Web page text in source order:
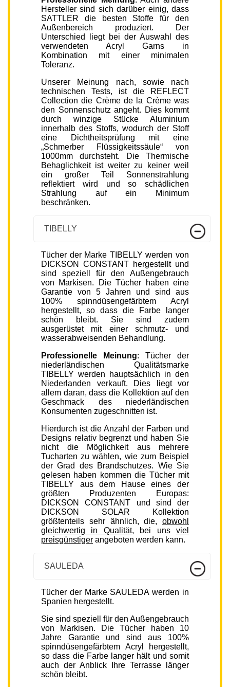
Hersteller sind sich darüber einig, dass
SATTLER die besten Stoffe für den
Außenbereich produziert. Der
Unterschied liegt bei der Auswahl des
verwendeten Acryl Garns in
Kombination mit einer minimalen
Toleranz.
Unserer Meinung nach, sowie nach
technischen Tests, ist die REFLECT
Collection die Crème de la Crème was
den Sonnenschutz angeht. Dies kommt
durch winzige Stücke Aluminium
innerhalb des Stoffs, wodurch der Stoff
eine Dichtheitsprüfung mit eine
„Schmerber Flüssigkeitssäule“ von
1000mm durchsteht. Die Thermische
Behaglichkeit ist weiter zu keiner weil
ein großer Teil Sonnenstrahlung
reflektiert wird und so schädlichen
Strahlung auf ein Minimum
beschränken.
TIBELLY
Tücher der Marke TIBELLY werden von
DICKSON CONSTANT hergestellt und
sind speziell für den Außengebrauch
von Markisen. Die Tücher haben eine
Garantie von 5 Jahren und sind aus
100% spinndüsengefärbtem Acryl
hergestellt, so dass die Farbe langer
schön bleibt. Sie sind zudem
ausgerüstet mit einer schmutz- und
wasserabweisenden Behandlung.
Professionelle Meinung: Tücher der
niederländischen Qualitätsmarke
TIBELLY werden hauptsächlich in den
Niederlanden verkauft. Dies liegt vor
allem daran, dass die Kollektion auf den
Geschmack des niederländischen
Konsumenten zugeschnitten ist.
Hierdurch ist die Anzahl der Farben und
Designs relativ begrenzt und haben Sie
nicht die Möglichkeit aus mehrere
Tucharten zu wählen, wie zum Beispiel
der Grad des Brandschutzes. Wie Sie
gelesen haben kommen die Tücher mit
TIBELLY aus dem Hause eines der
größten Produzenten Europas:
DICKSON CONSTANT und sind der
DICKSON SOLAR Kollektion
größtenteils sehr ähnlich, die, obwohl
gleichwertig in Qualität, bei unsviel
preisgünstiger angeboten werden kann.
SAULEDA
Tücher der Marke SAULEDA werden in
Spanien hergestellt.
Sie sind speziell für den Außengebrauch
von Markisen. Die Tücher haben 10
Jahre Garantie und sind aus 100%
spinndüsengefärbtem Acryl hergestellt,
so dass die Farbe langer hält und somit
auch der Anblick Ihre Terrasse länger
schön bleibt.